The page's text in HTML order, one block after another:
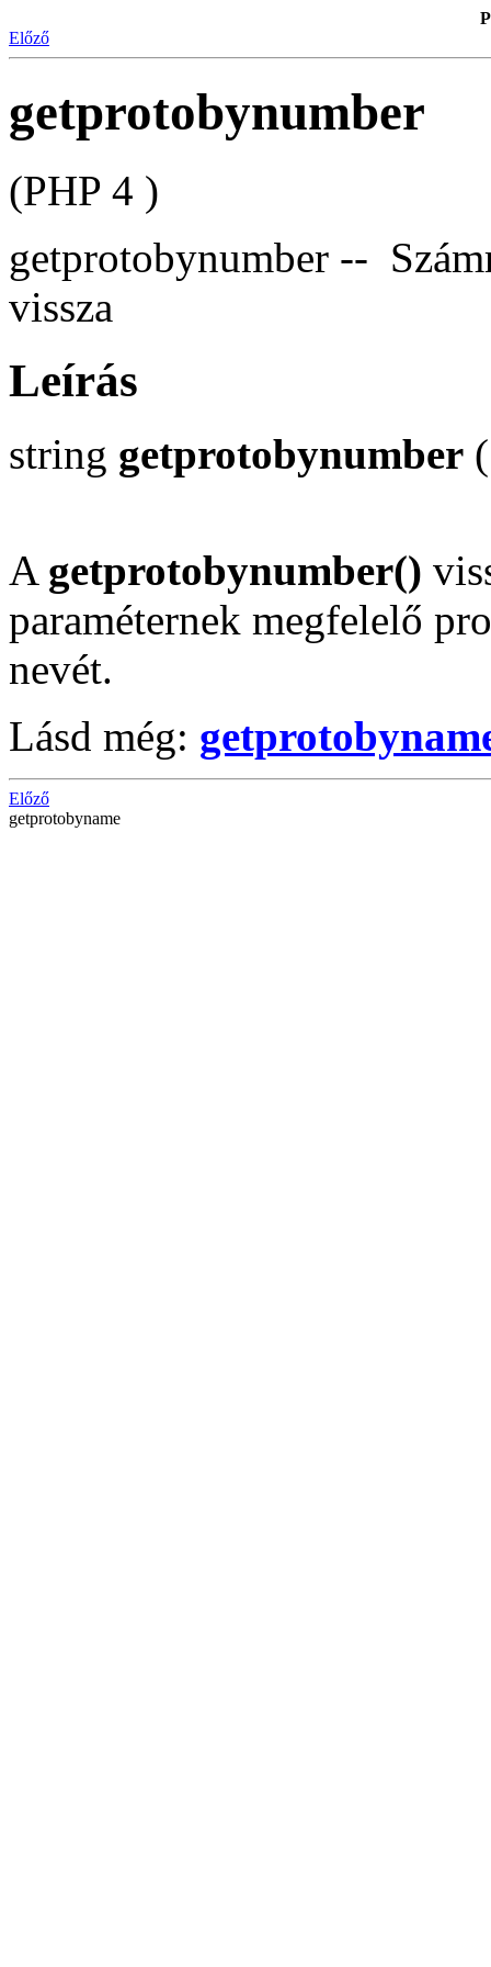
Előző
getprotobynumber
(PHP 4 )
getprotobynumber --
vissza
Leírás
string getprotobynumber
A getprotobynumber()
paraméternek megfelelő
nevét.
Lásd még:
Előző
getprotobyname